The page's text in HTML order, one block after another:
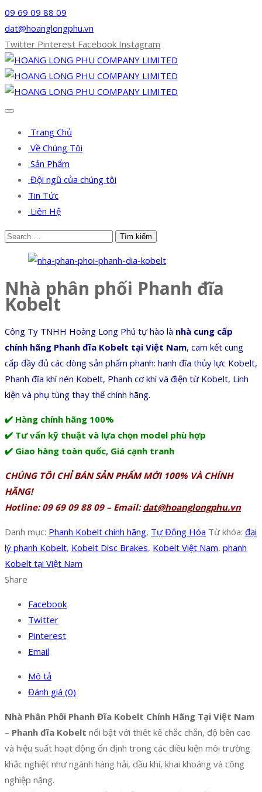
09 69 09 88 09
dat@hoanglongphu.vn
Twitter Pinterest Facebook Instagram
Trang Chủ
Về Chúng Tôi
Sản Phẩm
Đội ngũ của chúng tôi
Tin Tức
Liên Hệ
Nhà phân phối Phanh đĩa
Kobelt
Công Ty TNHH Hoàng Long Phú tự hào là nhà cung cấp
chính hãng Phanh đĩa Kobelt tại Việt Nam, cam kết cung
cấp đầy đủ các dòng sản phẩm phanh: hanh đĩa thủy lực Kobelt,
Phanh đĩa khí nén Kobelt, Phanh cơ khí và điện từ Kobelt, Linh
kiện và phụ tùng thay thế chính hãng.
✔️ Hàng chính hãng 100%
✔️ Tư vấn kỹ thuật và lựa chọn model phù hợp
✔️ Giao hàng toàn quốc, Giá cạnh tranh
CHÚNG TÔI CHỈ BÁN SẢN PHẨM MỚI 100% VÀ CHÍNH
HÃNG!
Hotline: 09 69 09 88 09 – Email:dat@hoanglongphu.vn
Danh mục: Phanh Kobelt chính hãng, Tự Động Hóa Từ khóa: đại
lý phanh Kobelt, Kobelt Disc Brakes, Kobelt Việt Nam, phanh
Kobelt tại Việt Nam
Share
Facebook
Twitter
Pinterest
Email
Mô tả
Đánh giá (0)
Nhà Phân Phối Phanh Đĩa Kobelt Chính Hãng Tại Việt Nam
– Phanh đĩa Kobelt nổi bật với thiết kế chắc chắn, độ bền cao
và hiệu suất hoạt động ổn định trong các điều kiện môi trường
khắc nghiệt như ngành hàng hải, dầu khí, khai khoáng và công
nghiệp nặng.